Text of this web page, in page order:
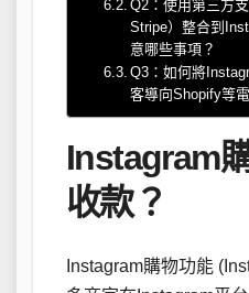
Q2：使用第三方
Stripe）整合到
意哪些事項？
Q3：如何將
客導向Shopify等
Instagram
收款？
Instagram購物功能